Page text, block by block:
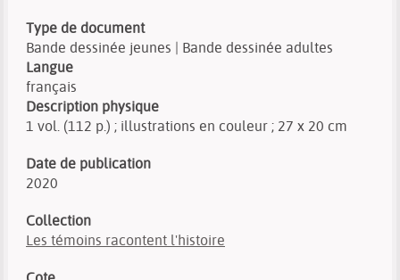
Type de document
Bande dessinée jeunes | Bande dessinée adultes
Langue
français
Description physique
1 vol. (112 p.) ; illustrations en couleur ; 27 x 20 cm
Date de publication
2020
Collection
Les témoins racontent l'histoire